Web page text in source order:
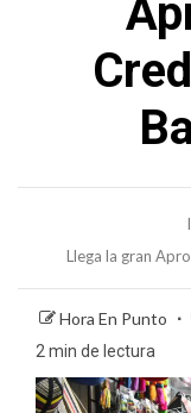
Llega la gran
Hora En Punto
2 min de lectura